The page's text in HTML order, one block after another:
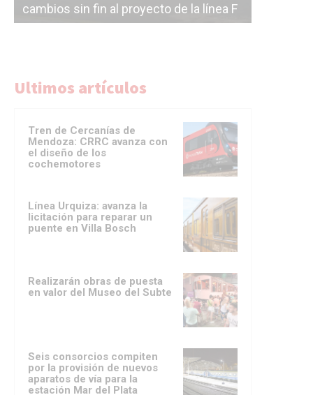
cambios sin fin al proyecto de la línea F
Ultimos artículos
Tren de Cercanías de
Mendoza: CRRC avanza con
el diseño de los
cochemotores
Línea Urquiza: avanza la
licitación para reparar un
puente en Villa Bosch
Realizarán obras de puesta
en valor del Museo del Subte
Seis consorcios compiten
por la provisión de nuevos
aparatos de vía para la
estación Mar del Plata